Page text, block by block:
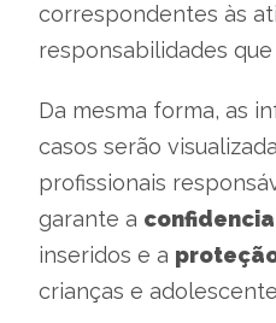
correspondentes às
responsabilidades
Da mesma forma, as
casos serão
profissionais
garante a
inseridos e a
crianças e